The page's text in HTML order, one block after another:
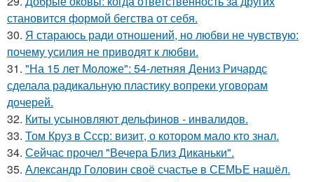
становится формой бегства от себя.
30. Я стараюсь ради отношений, но любви не чувствую:
почему усилия не приводят к любви.
31. "На 15 лет Моложе": 54-летняя Дениз Ричардс
сделала радикальную пластику вопреки уговорам
дочерей.
32. Киты усыновляют дельфинов - инвалидов.
33. Том Круз в Ссср: визит, о котором мало кто знал.
34. Сейчас прочел "Вечера Близ Диканьки".
35. Александр Головин своё счастье в СЕМЬЕ нашёл.